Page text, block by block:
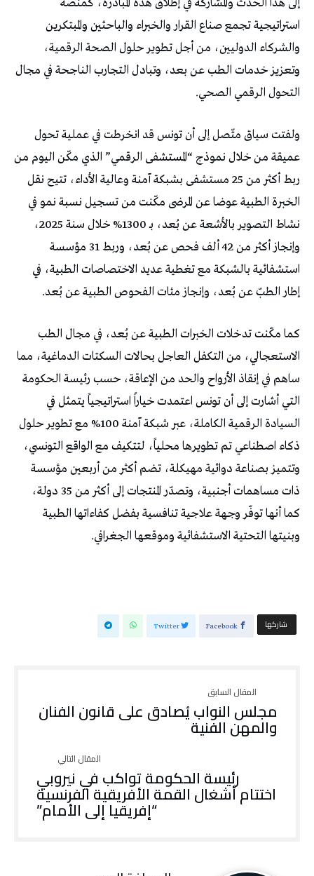
إلى هذا الحدث والمشاركة في إطلاق هذه المبادرة، كمنصة
استراتيجية تجمع صناع القرار والخبراء والباحثين والمبتكرين
والشركاء الدوليين، من أجل تطوير حلول الصحة الرقمية،
وتعزيز خدمات الطب عن بعد، وتبادل التجارب الناجحة في مجال
التحول الرقمي الصحي.
ولفتت سياق متّصل إلى أن تونس قد انخرطت في عملية تحول
عميقة من خلال نموذج “المستشفى الرقمي” الذي مكّن اليوم من
ربط أكثر من 25 مستشفى بشبكة آمنة وعالية الأداء، تتيح نقل
الخبرة الطبية عوضا عن المرضى مكّنت من تسجيل نسبة نمو في
نشاط التصوير بالأشعة عن بُعد، بـ 1300% خلال سنة 2025،
وإنجاز أكثر من 42 ألف فحص عن بُعد، وربط 31 مؤسسة
استشفائية بالشبكة مع تغطية عديد الاختصاصات الطبية، في
إطار الطبّ عن بُعد، وإنجاز مئات الفحوص الطبية عن بُعد.
كما مكّنت تدخلات الخبرات الطبية عن بُعد، في مجال الطب
الاستعجالي، من التكفل العاجل بحالات السكتات الدماغية، مما
ساهم في إنقاذ الأرواح والحد من الإعاقة، حسب رئيسة الحكومة
التي أشارت إلى أن تونس اعتمدت خياراً استراتيجياً يتمثل في
السيادة الرقمية الكاملة، عبر شبكة آمنة 100% مع تطوير حلول
ذكاء اصطناعي تم تطويرها محلياً، لتتكيف مع الواقع التونسي،
وتتميز بصناعة دوائية مهيكلة، تضم أكثر من أربعين مؤسسة
ذات مساهمات أجنبية، وتصدّر المنتجات إلى أكثر من 35 دولة،
كما أنها توفّر وجهة علاجية تنافسية بفضل كفاءاتها الطبية
وبنيتها التحتية الاستشفائية وموقعها الجغرافي.
‫‫ شاركها‬ Facebook
Twitter
مجلس النواب يُصادق على قانون الفنان
والمهن الفنية
رئيسة الحكومة تواكب في نيروبي
اختتام أشغال القمة الأفريقية الفرنسية
“إفريقيا إلى الأمام”